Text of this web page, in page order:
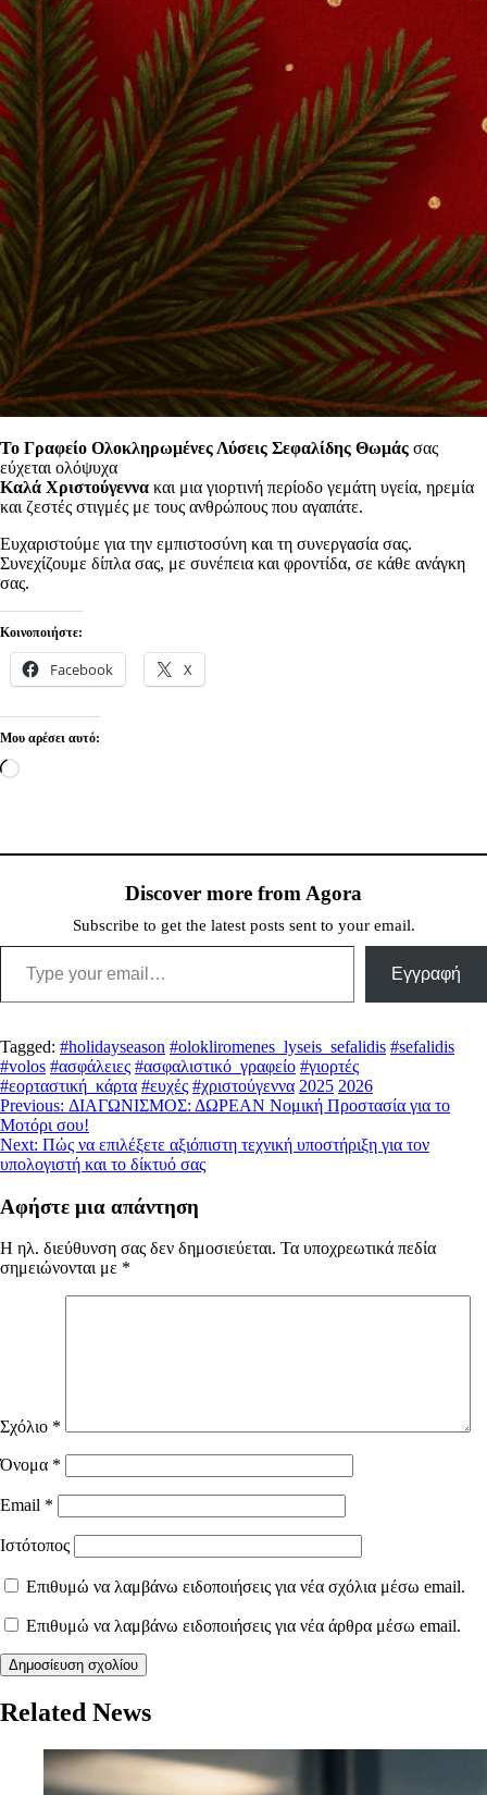
Το Γραφείο Ολοκληρωμένες Λύσεις Σεφαλίδης Θωμάς σας
εύχεται ολόψυχα
Καλά Χριστούγεννα και μια γιορτινή περίοδο γεμάτη υγεία, ηρεμία
και ζεστές στιγμές με τους ανθρώπους που αγαπάτε.
Ευχαριστούμε για την εμπιστοσύνη και τη συνεργασία σας.
Συνεχίζουμε δίπλα σας, με συνέπεια και φροντίδα, σε κάθε ανάγκη
σας.
Κοινοποιήστε:
Facebook X
Μου αρέσει αυτό:
Loading…
Discover more from Agora
Subscribe to get the latest posts sent to your email.
Type your email…
Εγγραφή
Tagged: #holidayseason #olokliromenes_lyseis_sefalidis #sefalidis
#volos #ασφάλειες #ασφαλιστικό_γραφείο #γιορτές
#εορταστική_κάρτα #ευχές #χριστούγεννα 2025 2026
Πλοήγηση
άρθρων
Previous: ΔΙΑΓΩΝΙΣΜΟΣ: ΔΩΡΕΑΝ Νομική Προστασία για το
Μοτόρι σου!
Next: Πώς να επιλέξετε αξιόπιστη τεχνική υποστήριξη για τον
υπολογιστή και το δίκτυό σας
Αφήστε μια απάντηση
Η ηλ. διεύθυνση σας δεν δημοσιεύεται. Τα υποχρεωτικά πεδία
σημειώνονται με *
Σχόλιο *
Όνομα *
Email *
Ιστότοπος
Επιθυμώ να λαμβάνω ειδοποιήσεις για νέα σχόλια μέσω email.
Επιθυμώ να λαμβάνω ειδοποιήσεις για νέα άρθρα μέσω email.
Related News